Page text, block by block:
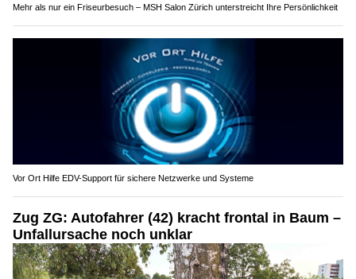
Mehr als nur ein Friseurbesuch – MSH Salon Zürich unterstreicht Ihre Persönlichkeit
Vor Ort Hilfe EDV-Support für sichere Netzwerke und Systeme
Zug ZG: Autofahrer (42) kracht frontal in Baum –
Unfallursache noch unklar